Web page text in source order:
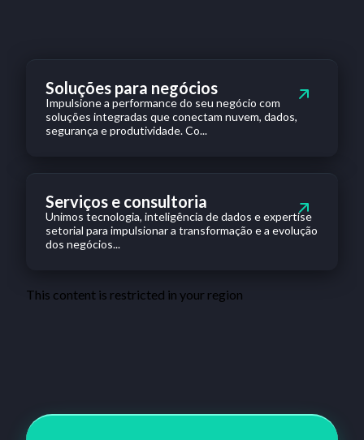
Soluções para negócios
Impulsione a performance do seu negócio com
soluções integradas que conectam nuvem, dados,
segurança e produtividade. Co...
Serviços e consultoria
Unimos tecnologia, inteligência de dados e expertise
setorial para impulsionar a transformação e a evolução
dos negócios...
This content is restricted in your region